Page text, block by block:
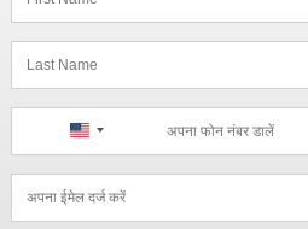
United
+1